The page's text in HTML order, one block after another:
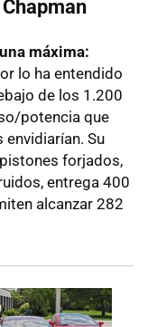
máxima:
lo ha entendido
de los 1.200
potencia que
Su
forjados,
entrega 400
alcanzar 282